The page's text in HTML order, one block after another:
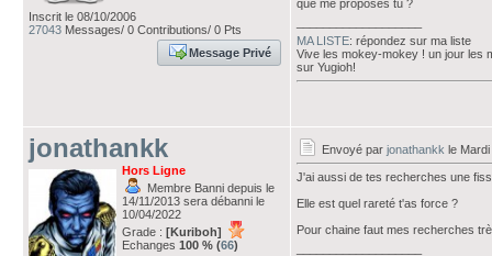
Inscrit le 08/10/2006
27043 Messages/ 0 Contributions/ 0 Pts
Message Privé
que me proposes tu ?
MA LISTE: répondez sur ma liste
Vive les mokey-mokey ! un jour les
sur Yugioh!
jonathankk
Hors Ligne
Membre Banni depuis le
14/11/2013 sera débanni le
10/04/2022
Grade : [Kuriboh]
Echanges 100 % (66)
Envoyé par jonathankk le
J'ai aussi de tes recherches une
Elle est quel rareté t'as force ?
Pour chaine faut mes recherches